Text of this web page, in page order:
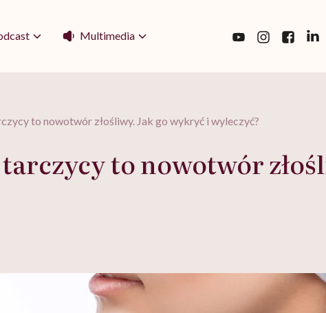
Multimedia
to nowotwór złośliwy. Jak go wykryć i wyleczyć?
to nowotwór